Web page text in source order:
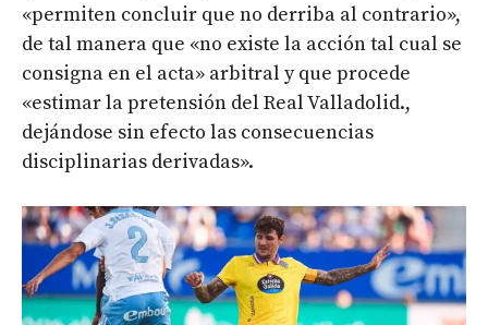
«permiten concluir que no derriba al contrario»,
de tal manera que «no existe la acción tal cual se
consigna en el acta» arbitral y que procede
«estimar la pretensión del Real Valladolid.,
dejándose sin efecto las consecuencias
disciplinarias derivadas».